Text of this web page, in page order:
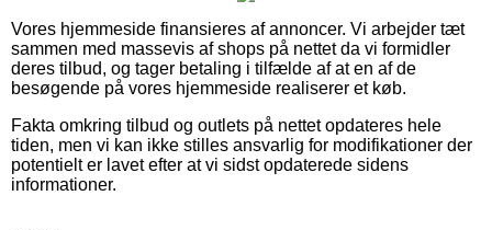
Vores hjemmeside finansieres af annoncer. Vi arbejder tæt
sammen med massevis af shops på nettet da vi formidler
deres tilbud, og tager betaling i tilfælde af at en af de
besøgende på vores hjemmeside realiserer et køb.
Fakta omkring tilbud og outlets på nettet opdateres hele
tiden, men vi kan ikke stilles ansvarlig for modifikationer der
potentielt er lavet efter at vi sidst opdaterede sidens
informationer.